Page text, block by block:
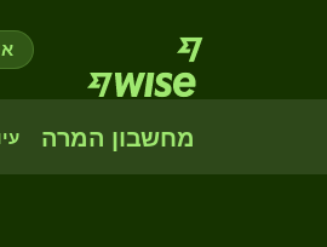
מחשבון המרה